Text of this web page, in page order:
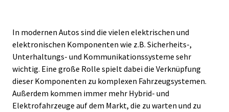
In modernen Autos sind die vielen elektrischen und
elektronischen Komponenten wie z.B. Sicherheits-,
Unterhaltungs- und Kommunikationssysteme sehr
wichtig. Eine große Rolle spielt dabei die Verknüpfung
dieser Komponenten zu komplexen Fahrzeugsystemen.
Außerdem kommen immer mehr Hybrid- und
Elektrofahrzeuge auf dem Markt, die zu warten und zu